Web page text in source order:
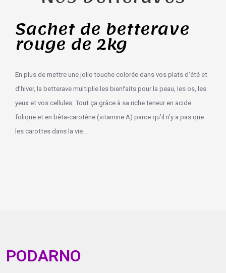
Sachet de betterave
rouge de 2kg
En plus de mettre une jolie touche colorée dans vos plats d’été et
d’hiver, la betterave multiplie les bienfaits pour la peau, les os, les
yeux et vos cellules. Tout ça grâce à sa riche teneur en acide
folique et en bêta-carotène (vitamine A) parce qu’il n’y a pas que
les carottes dans la vie…
PODARNO